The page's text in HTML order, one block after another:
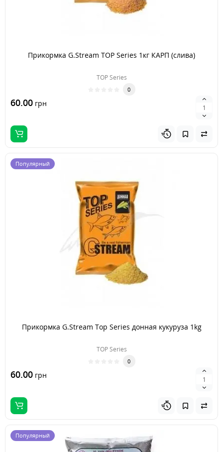
Прикормка G.Stream TOP Series 1кг КАРП (слива)
TOP Series
0
60.00 грн
Популярный
Прикормка G.Stream Top Series донная кукуруза 1kg
TOP Series
0
60.00 грн
Популярный